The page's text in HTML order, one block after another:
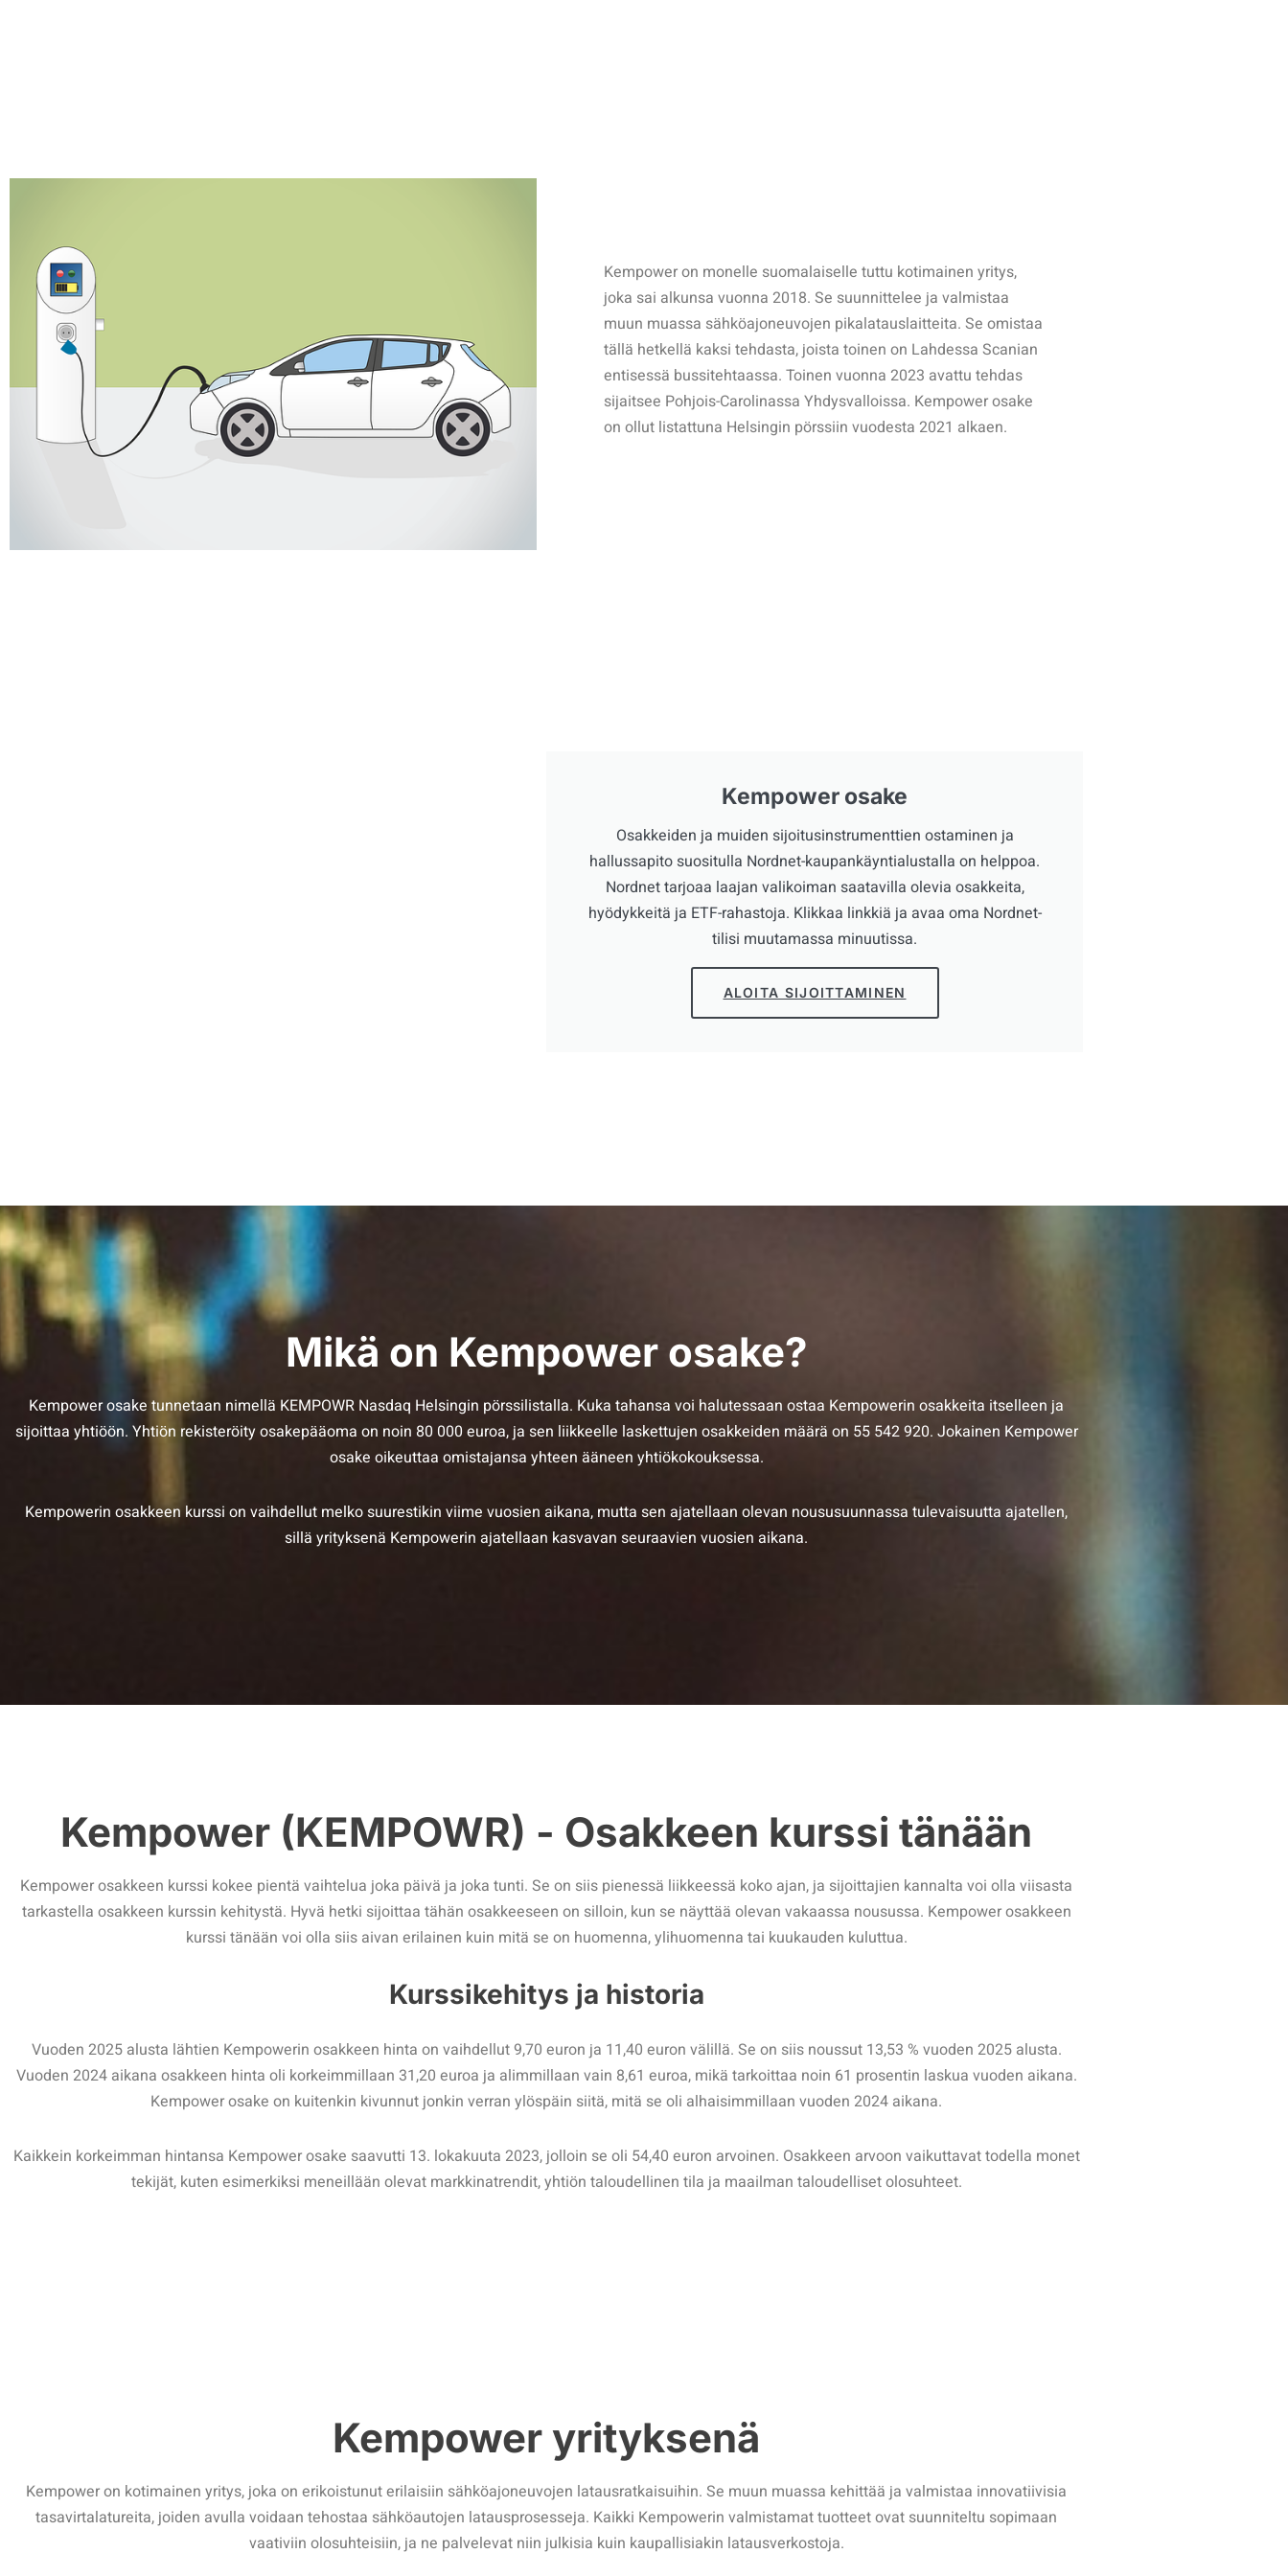
Kempower on monelle suomalaiselle tuttu kotimainen yritys,
joka sai alkunsa vuonna 2018. Se suunnittelee ja valmistaa
muun muassa sähköajoneuvojen pikalatauslaitteita. Se omistaa
tällä hetkellä kaksi tehdasta, joista toinen on Lahdessa Scanian
entisessä bussitehtaassa. Toinen vuonna 2023 avattu tehdas
sijaitsee Pohjois-Carolinassa Yhdysvalloissa. Kempower osake
on ollut listattuna Helsingin pörssiin vuodesta 2021 alkaen.
Kempower osake
Osakkeiden ja muiden sijoitusinstrumenttien ostaminen ja
hallussapito suositulla Nordnet-kaupankäyntialustalla on helppoa.
Nordnet tarjoaa laajan valikoiman saatavilla olevia osakkeita,
hyödykkeitä ja ETF-rahastoja. Klikkaa linkkiä ja avaa oma Nordnet-
tilisi muutamassa minuutissa.
ALOITA SIJOITTAMINEN
Mikä on Kempower osake?
Kempower osake tunnetaan nimellä KEMPOWR Nasdaq Helsingin pörssilistalla. Kuka tahansa voi halutessaan ostaa Kempowerin osakkeita itselleen ja
sijoittaa yhtiöön. Yhtiön rekisteröity osakepääoma on noin 80 000 euroa, ja sen liikkeelle laskettujen osakkeiden määrä on 55 542 920. Jokainen Kempower
osake oikeuttaa omistajansa yhteen ääneen yhtiökokouksessa.
Kempowerin osakkeen kurssi on vaihdellut melko suurestikin viime vuosien aikana, mutta sen ajatellaan olevan noususuunnassa tulevaisuutta ajatellen,
sillä yrityksenä Kempowerin ajatellaan kasvavan seuraavien vuosien aikana.
Kempower (KEMPOWR) - Osakkeen kurssi tänään
Kempower osakkeen kurssi kokee pientä vaihtelua joka päivä ja joka tunti. Se on siis pienessä liikkeessä koko ajan, ja sijoittajien kannalta voi olla viisasta
tarkastella osakkeen kurssin kehitystä. Hyvä hetki sijoittaa tähän osakkeeseen on silloin, kun se näyttää olevan vakaassa nousussa. Kempower osakkeen
kurssi tänään voi olla siis aivan erilainen kuin mitä se on huomenna, ylihuomenna tai kuukauden kuluttua.
Kurssikehitys ja historia
Vuoden 2025 alusta lähtien Kempowerin osakkeen hinta on vaihdellut 9,70 euron ja 11,40 euron välillä. Se on siis noussut 13,53 % vuoden 2025 alusta.
Vuoden 2024 aikana osakkeen hinta oli korkeimmillaan 31,20 euroa ja alimmillaan vain 8,61 euroa, mikä tarkoittaa noin 61 prosentin laskua vuoden aikana.
Kempower osake on kuitenkin kivunnut jonkin verran ylöspäin siitä, mitä se oli alhaisimmillaan vuoden 2024 aikana.
Kaikkein korkeimman hintansa Kempower osake saavutti 13. lokakuuta 2023, jolloin se oli 54,40 euron arvoinen. Osakkeen arvoon vaikuttavat todella monet
tekijät, kuten esimerkiksi meneillään olevat markkinatrendit, yhtiön taloudellinen tila ja maailman taloudelliset olosuhteet.
Kempower yrityksenä
Kempower on kotimainen yritys, joka on erikoistunut erilaisiin sähköajoneuvojen latausratkaisuihin. Se muun muassa kehittää ja valmistaa innovatiivisia
tasavirtalatureita, joiden avulla voidaan tehostaa sähköautojen latausprosesseja. Kaikki Kempowerin valmistamat tuotteet ovat suunniteltu sopimaan
vaativiin olosuhteisiin, ja ne palvelevat niin julkisia kuin kaupallisiakin latausverkostoja.